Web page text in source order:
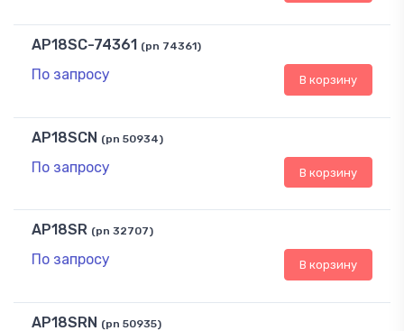
AP18SC-74361 (pn 74361)
По запросу В корзину
AP18SCN (pn 50934)
По запросу В корзину
AP18SR (pn 32707)
По запросу В корзину
AP18SRN (pn 50935)